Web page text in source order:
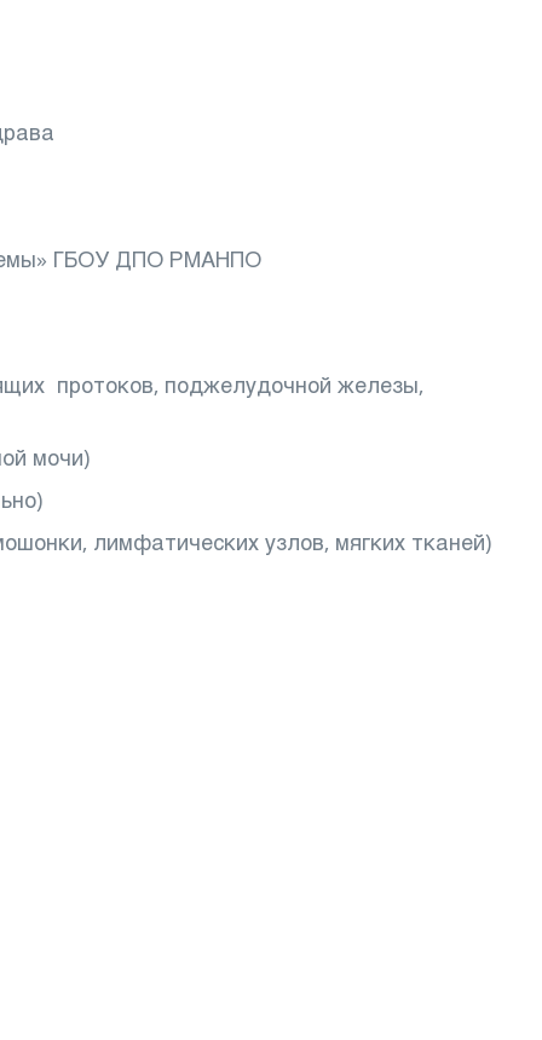
ГБОУ ДПО РМАНПО
протоков, поджелудочной железы,
мочи)
лимфатических узлов, мягких тканей)